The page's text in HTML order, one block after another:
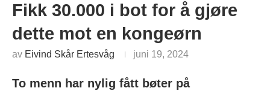
Fikk 30.000 i bot for å gjøre
dette mot en kongeørn
av Eivind Skår Ertesvåg juni 19, 2024
To menn har nylig fått bøter på